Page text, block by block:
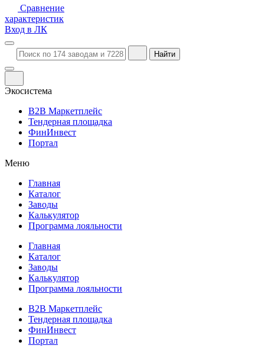
Сравнение
характеристик
Вход в ЛК
Найти
Экосистема
B2B Маркетплейс
Тендерная площадка
ФинИнвест
Портал
Меню
Главная
Каталог
Заводы
Калькулятор
Программа лояльности
Главная
Каталог
Заводы
Калькулятор
Программа лояльности
B2B Маркетплейс
Тендерная площадка
ФинИнвест
Портал